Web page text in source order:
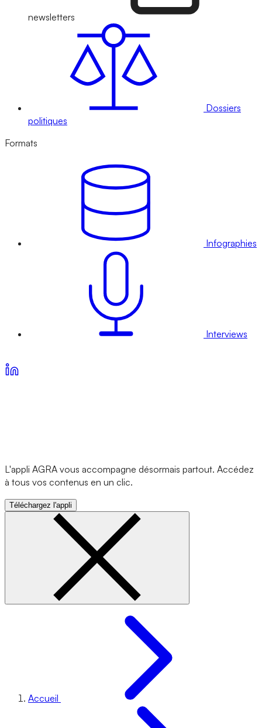
newsletters
Dossiers
politiques
Formats
Infographies
Interviews
L'appli AGRA vous accompagne désormais partout. Accédez
à tous vos contenus en un clic.
Téléchargez l'appli
Accueil